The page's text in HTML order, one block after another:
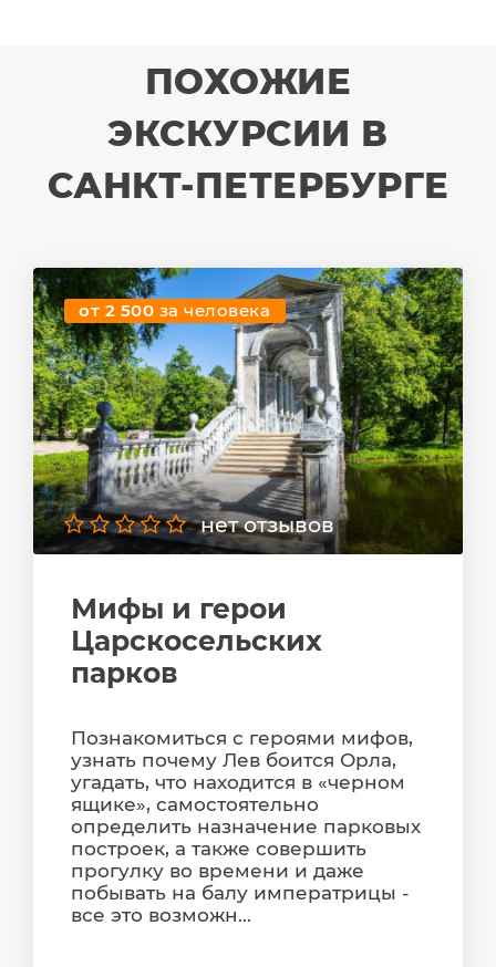
ПОХОЖИЕ
ЭКСКУРСИИ В
САНКТ-ПЕТЕРБУРГЕ
от 2 500 за человека
нет отзывов
Мифы и герои
Царскосельских
парков
Познакомиться с героями мифов,
узнать почему Лев боится Орла,
угадать, что находится в «черном
ящике», самостоятельно
определить назначение парковых
построек, а также совершить
прогулку во времени и даже
побывать на балу императрицы -
все это возможн...